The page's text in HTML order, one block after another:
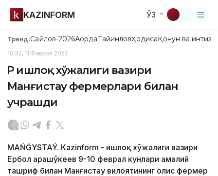
KAZINFORM ЎЗ
Тренд:Сайлов-2026АқордаТайинловҲодисаҚонун ва
10:32, 11 Феврал 2022
ҚР Қишлоқ хўжалиги вазири
Манғистау фермерлари билан
учрашди
MAŃǴYSTAÝ. Кazinform - Қишлоқ хўжалиги вазири
Ербол Қарашўкеев 9-10 феврал кунлари амалий
ташриф билан Манғистау вилоятининг олис фермер